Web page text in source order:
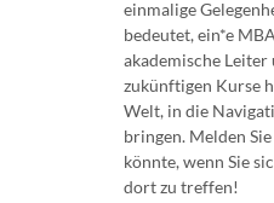
einmalige
bedeutet, ein*e
akademische
zukünftigen Kurse
Welt, in die
bringen. Melden
könnte, wenn Sie
dort zu treffen!